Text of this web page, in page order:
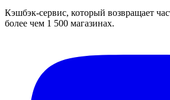
Кэшбэк-сервис, который возвращает
более чем 1 500 магазинах.